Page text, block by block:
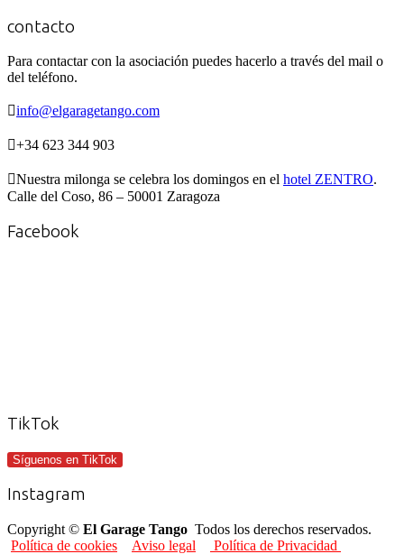
contacto
Para contactar con la asociación puedes hacerlo a través del mail o
del teléfono.
info@elgaragetango.com
+34 623 344 903
Nuestra milonga se celebra los domingos en el hotel ZENTRO.
Calle del Coso, 86 – 50001 Zaragoza
Facebook
TikTok
Síguenos en TikTok
Instagram
Copyright © El Garage Tango Todos los derechos reservados.
Política de cookies
Aviso legal
Política de Privacidad